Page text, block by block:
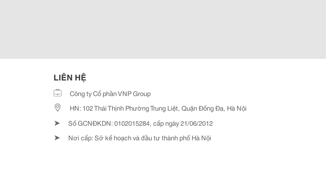
LIÊN HỆ
Công ty Cổ phần VNP Group
HN: 102 Thái Thịnh Phường Trung Liệt, Quận Đống Đa, Hà Nội
➤ Số GCNĐKDN: 0102015284, cấp ngày 21/06/2012
➤ Nơi cấp: Sở kế hoạch và đầu tư thành phố Hà Nội